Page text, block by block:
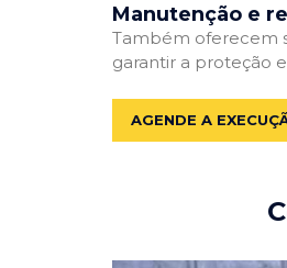
Manutenção e
Também oferecem
garantir a proteção
AGENDE A